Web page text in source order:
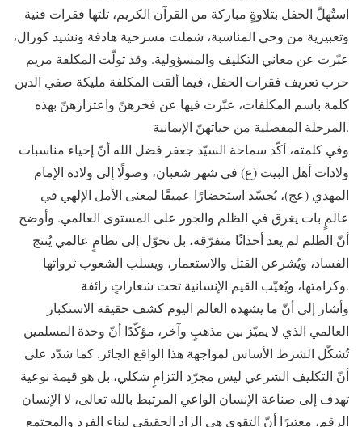
استُهلّ الحفل بتلاوةٍ مباركة من القرآن الكريم، تلتها فقرات فنية
وتعبيرية من وحي المناسبة، شملت مسرحية هادفة ونشيد كورال،
عبّرت عن معاني التكليف والمسؤولية. وقد تولّت المكلفة مريم
حرب تعريف فقرات الحفل، فيما ألقت المكلفة مليكة صفي الدين
كلمة باسم المكلفات، عبّرت فيها عن فخرهنّ واعتزازهنّ بهذه
المرحلة المفصلية من حياتهنّ الإيمانية.
وفي كلمته، أكّد سماحة السيّد جعفر فضل الله أنّ إحياء مناسبات
ولادات أهل البيت (ع) في شهر شعبان، وصولًا إلى ولادة الإمام
المهدي (عج)، يُجسّد استحضارًا عميقًا لمعنى الأمل الإلهي في
عالمٍ بات يغرق في الظلم والجور على المستوى العالمي. وأوضح
أنّ الظلم لم يعد أحداثًا متفرّقة، بل تحوّل إلى نظامٍ عالمي يُنتج
الفساد، ويُشرعن القتل والاستعمار، ويسلب الشعوب ثرواتها
وكرامتها، ويُغيّب القيم الإنسانية تحت شعاراتٍ زائفة.
وأشار إلى أنّ ما يشهده العالم اليوم كشف حقيقة الاستكبار
العالمي الذي لا يميّز بين مذهبٍ وآخر، مؤكّدًا أنّ وحدة المسلمين
تُشكّل الشرط الأساس لمواجهة هذا الواقع الجائر. كما شدّد على
أنّ التكليف الشرعي ليس مجرّد التزامٍ شكلي، بل هو قيمة نوعية
تهدف إلى صناعة الإنسان الواعي المرتبط بالله تعالى، لا الإنسان
الرقم، معتبرًا أنّ التقوى هي الزاد الحقيقي لبناء الفرد والمجتمع